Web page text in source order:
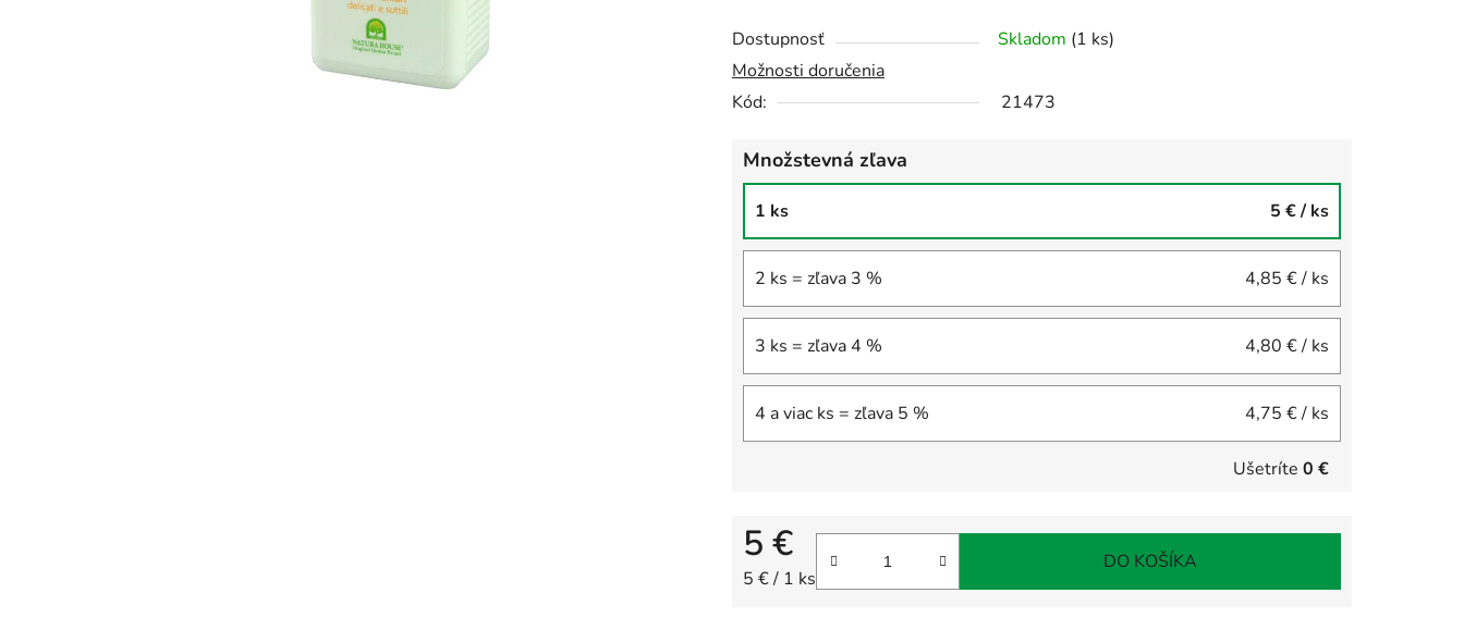
Dostupnosť Skladom (1 ks)
Možnosti doručenia
Kód:
21473
Množstevná zľava
1 ks 5 €/ ks
2 ks = zľava 3 % 4,85 €/ ks
3 ks = zľava 4 % 4,80 €/ ks
4 a viac ks = zľava 5 % 4,75 €/ ks
Ušetríte 0 €
5 €
Jednotková cena:
5 € / 1 ks
DO KOŠÍKA